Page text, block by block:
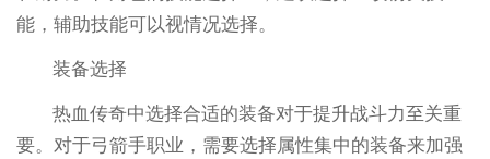
能，辅助技能可以视情况选择。
装备选择
热血传奇中选择合适的装备对于提升战斗力至关重
要。对于弓箭手职业，需要选择属性集中的装备来加强